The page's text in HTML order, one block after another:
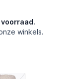
winkels.